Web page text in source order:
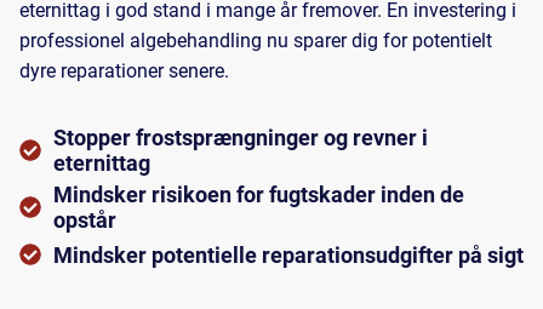
eternittag i god stand i mange år fremover. En investering i
professionel algebehandling nu sparer dig for potentielt
dyre reparationer senere.
Stopper frostsprængninger og revner i
eternittag
Mindsker risikoen for fugtskader inden de
opstår
Mindsker potentielle reparationsudgifter på sigt